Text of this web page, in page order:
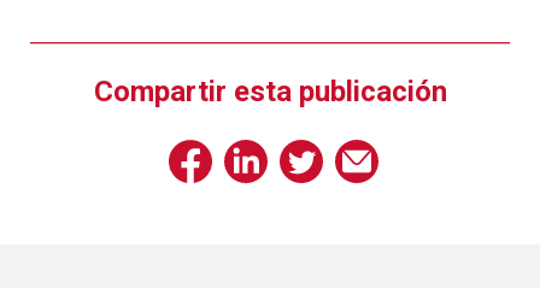
Compartir esta publicación